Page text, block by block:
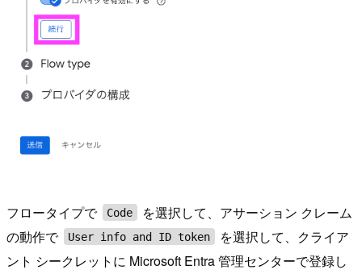
フロータイプで Code
を選択して、アサーション クレーム
の動作で
User info and ID token
を選択して、クライア
ント シークレットに Microsoft Entra 管理センターで登録し